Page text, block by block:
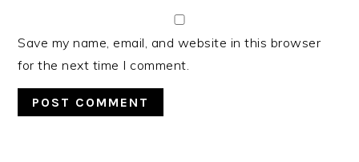
Save my name, email, and website in this browser
for the next time I comment.